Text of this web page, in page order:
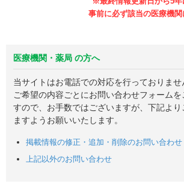
医療機関・薬局 の方へ
当サイトはお電話での対応を行っておりませ
ご希望の内容ごとにお問い合わせフォームを
すので、お手数ではございますが、下記よ
ますようお願いいたします。
掲載情報の修正・追加・削除のお問い合わせ
上記以外のお問い合わせ